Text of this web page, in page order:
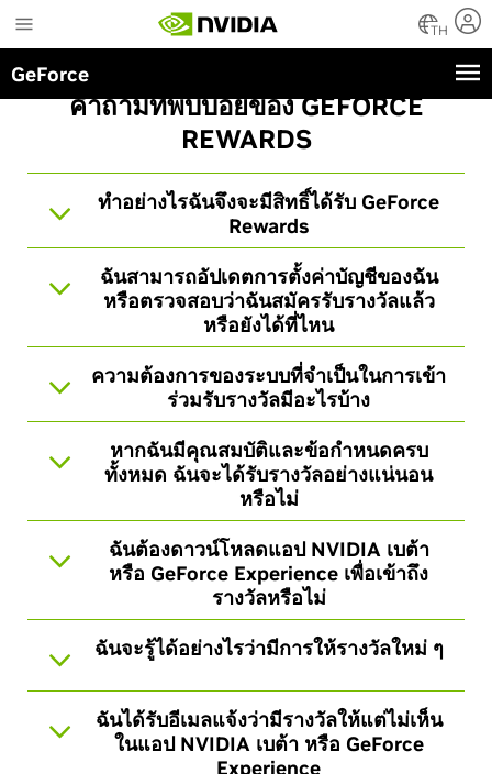
to
main
content
TH
GeForce
คำถามที่พบบ่อยของ GEFORCE
REWARDS
ทำอย่างไรฉันจึงจะมีสิทธิ์ได้รับ GeForce
Rewards
ฉันสามารถอัปเดตการตั้งค่าบัญชีของฉัน
หรือตรวจสอบว่าฉันสมัครรับรางวัลแล้ว
หรือยังได้ที่ไหน
ความต้องการของระบบที่จำเป็นในการเข้า
ร่วมรับรางวัลมีอะไรบ้าง
หากฉันมีคุณสมบัติและข้อกำหนดครบ
ทั้งหมด ฉันจะได้รับรางวัลอย่างแน่นอน
หรือไม่
ฉันต้องดาวน์โหลดแอป NVIDIA เบต้า
หรือ GeForce Experience เพื่อเข้าถึง
รางวัลหรือไม่
ฉันจะรู้ได้อย่างไรว่ามีการให้รางวัลใหม่ ๆ
ฉันได้รับอีเมลแจ้งว่ามีรางวัลให้แต่ไม่เห็น
ในแอป NVIDIA เบต้า หรือ GeForce
Experience